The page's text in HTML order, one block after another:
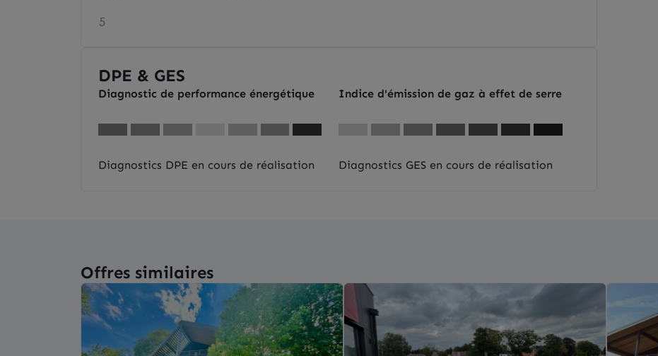
5
DPE & GES
Diagnostic de performance énergétique
Diagnostics DPE en cours de réalisation
Indice d'émission de gaz à effet de serre
Diagnostics GES en cours de réalisation
Offres similaires